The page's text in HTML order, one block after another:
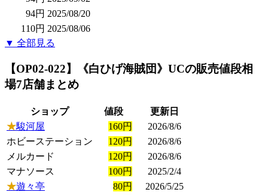
94円 2025/08/20
110円 2025/08/06
▼ 全部見る
【OP02-022】《白ひげ海賊団》UCの販売値段相
場7店舗まとめ
ショップ 値段
更新日
★駿河屋 160円
2026/8/6
ホビーステーション
120円
2026/8/6
メルカード
120円
2026/8/6
マナソース
100円
2025/2/4
★遊々亭 80円
2026/5/25